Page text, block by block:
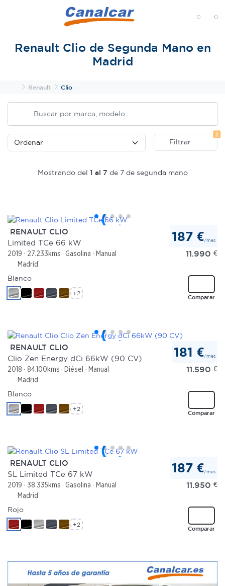
Renault Clio de Segunda Mano en
Madrid
InicioRenault Clio
Filtrar
2
Mostrando del 1 al 7 de 7 de segunda mano
RENAULT CLIO
Limited TCe 66 kW
2019 27.233kms Gasolina
Manual
Madrid
187 €/mes
11.990 €
Comparar
Blanco
+2
RENAULT CLIO
Clio Zen Energy dCi 66kW (90 CV)
2018 84.100kms Diésel
Manual
Madrid
181 €/mes
11.590 €
Comparar
Blanco
+2
RENAULT CLIO
SL Limited TCe 67 kW
2019 38.335kms Gasolina
Manual
Madrid
187 €/mes
11.950 €
Comparar
Rojo
+2